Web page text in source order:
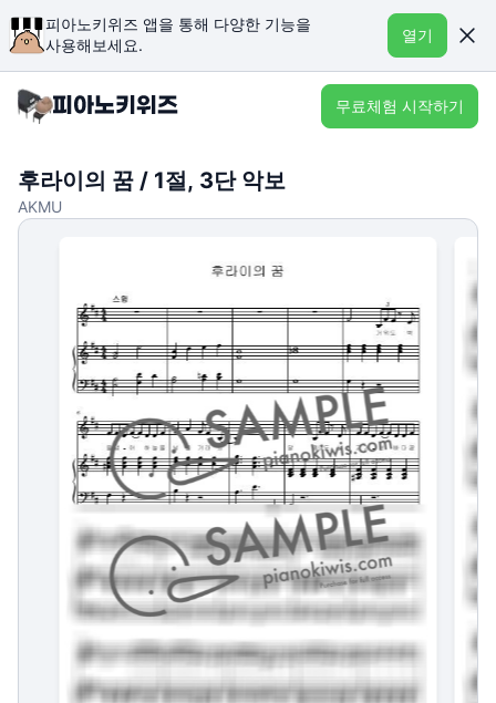
피아노키위즈 앱을 통해 다양한 기능을
사용해보세요.
열기
무료체험 시작하기
후라이의 꿈 / 1절, 3단 악보
AKMU